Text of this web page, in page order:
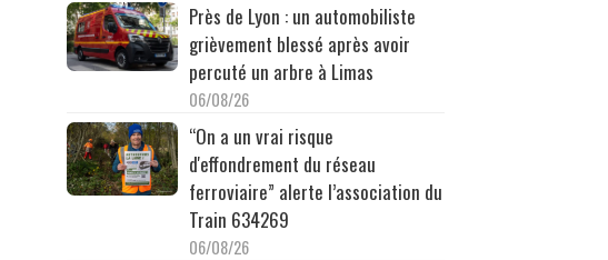
Près de Lyon : un automobiliste
grièvement blessé après avoir
percuté un arbre à Limas
06/08/26
“On a un vrai risque
d'effondrement du réseau
ferroviaire” alerte l’association du
Train 634269
06/08/26